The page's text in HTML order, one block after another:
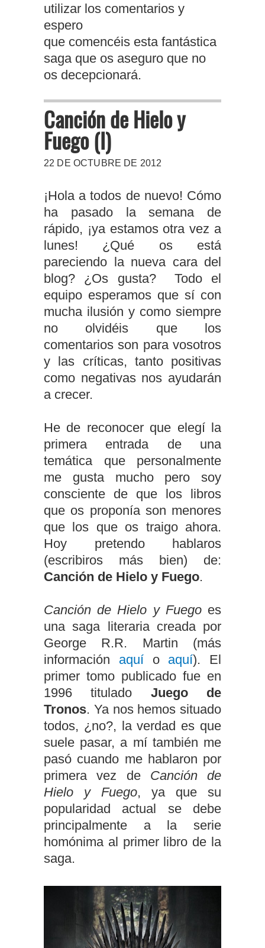
utilizar los comentarios y
espero
que comencéis esta fantástica
saga que os aseguro que no
os decepcionará.
Canción de Hielo y
Fuego (I)
22 DE OCTUBRE DE 2012
¡Hola a todos de nuevo! Cómo
ha pasado la semana de
rápido, ¡ya estamos otra vez a
lunes! ¿Qué os está
pareciendo la nueva cara del
blog? ¿Os gusta? Todo el
equipo esperamos que sí con
mucha ilusión y como siempre
no olvidéis que los
comentarios son para vosotros
y las críticas, tanto positivas
como negativas nos ayudarán
a crecer.
He de reconocer que elegí la
primera entrada de una
temática que personalmente
me gusta mucho pero soy
consciente de que los libros
que os proponía son menores
que los que os traigo ahora.
Hoy pretendo hablaros
(escribiros más bien) de:
Canción de Hielo y Fuego.
Canción de Hielo y Fuego es
una saga literaria creada por
George R.R. Martin (más
información aquío aquí). El
primer tomo publicado fue en
1996 titulado Juego de
Tronos. Ya nos hemos situado
todos, ¿no?, la verdad es que
suele pasar, a mí también me
pasó cuando me hablaron por
primera vez de Canción de
Hielo y Fuego, ya que su
popularidad actual se debe
principalmente a la serie
homónima al primer libro de la
saga.